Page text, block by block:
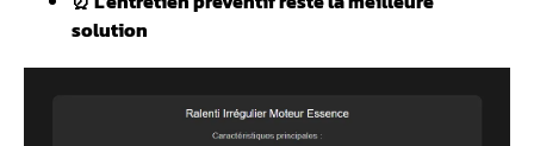
solution